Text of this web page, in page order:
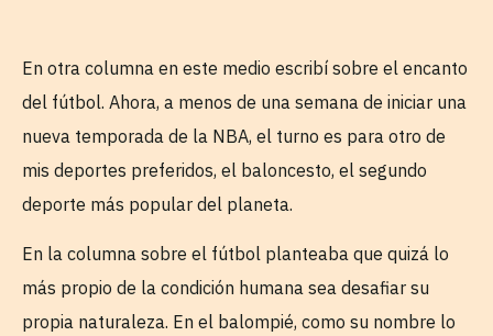
En otra columna en este medio escribí sobre el encanto
del fútbol. Ahora, a menos de una semana de iniciar una
nueva temporada de la NBA, el turno es para otro de
mis deportes preferidos, el baloncesto, el segundo
deporte más popular del planeta.
En la columna sobre el fútbol planteaba que quizá lo
más propio de la condición humana sea desafiar su
propia naturaleza. En el balompié, como su nombre lo